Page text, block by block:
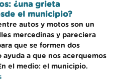
¿una grieta
el municipio?
autos y motos son un
mercedinas y pareciera
que se formen dos
ayuda a que nos acerquemos
el medio: el municipio.